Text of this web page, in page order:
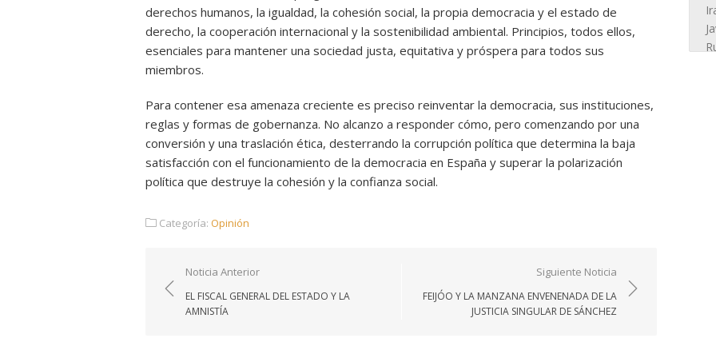
derechos humanos, la igualdad, la cohesión social, la propia democracia y el estado de
derecho, la cooperación internacional y la sostenibilidad ambiental. Principios, todos ellos,
esenciales para mantener una sociedad justa, equitativa y próspera para todos sus
miembros.
Para contener esa amenaza creciente es preciso reinventar la democracia, sus instituciones,
reglas y formas de gobernanza. No alcanzo a responder cómo, pero comenzando por una
conversión y una traslación ética, desterrando la corrupción política que determina la baja
satisfacción con el funcionamiento de la democracia en España y superar la polarización
política que destruye la cohesión y la confianza social.
Categoría: Opinión
Navegación
de
entradas
Noticia Anterior
EL FISCAL GENERAL DEL ESTADO Y LA
AMNISTÍA
Siguiente Noticia
FEIJÓO Y LA MANZANA ENVENENADA DE LA
JUSTICIA SINGULAR DE SÁNCHEZ